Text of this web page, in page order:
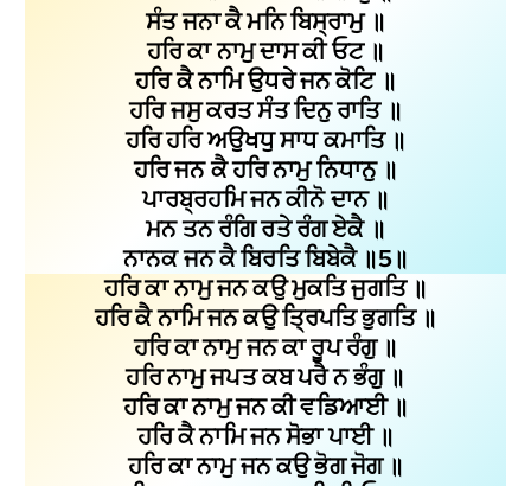
ਸੰਤ ਜਨਾ ਕੈ ਮਨਿ ਬਿਸ੍ਰਾਮੁ ॥
ਹਰਿ ਕਾ ਨਾਮੁ ਦਾਸ ਕੀ ਓਟ ॥
ਹਰਿ ਕੈ ਨਾਮਿ ਉਧਰੇ ਜਨ ਕੋਟਿ ॥
ਹਰਿ ਜਸੁ ਕਰਤ ਸੰਤ ਦਿਨੁ ਰਾਤਿ ॥
ਹਰਿ ਹਰਿ ਅਉਖਧੁ ਸਾਧ ਕਮਾਤਿ ॥
ਹਰਿ ਜਨ ਕੈ ਹਰਿ ਨਾਮੁ ਨਿਧਾਨੁ ॥
ਪਾਰਬ੍ਰਹਮਿ ਜਨ ਕੀਨੋ ਦਾਨ ॥
ਮਨ ਤਨ ਰੰਗਿ ਰਤੇ ਰੰਗ ਏਕੈ ॥
ਨਾਨਕ ਜਨ ਕੈ ਬਿਰਤਿ ਬਿਬੇਕੈ ॥5॥
ਹਰਿ ਕਾ ਨਾਮੁ ਜਨ ਕਉ ਮੁਕਤਿ ਜੁਗਤਿ ॥
ਹਰਿ ਕੈ ਨਾਮਿ ਜਨ ਕਉ ਤ੍ਰਿਪਤਿ ਭੁਗਤਿ ॥
ਹਰਿ ਕਾ ਨਾਮੁ ਜਨ ਕਾ ਰੂਪ ਰੰਗੁ ॥
ਹਰਿ ਨਾਮੁ ਜਪਤ ਕਬ ਪਰੈ ਨ ਭੰਗੁ ॥
ਹਰਿ ਕਾ ਨਾਮੁ ਜਨ ਕੀ ਵਡਿਆਈ ॥
ਹਰਿ ਕੈ ਨਾਮਿ ਜਨ ਸੋਭਾ ਪਾਈ ॥
ਹਰਿ ਕਾ ਨਾਮੁ ਜਨ ਕਉ ਭੋਗ ਜੋਗ ॥